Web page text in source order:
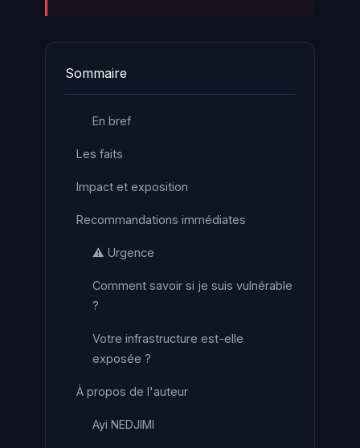
Sommaire
En bref
Les faits
Impact et exposition
Recommandations immédiates
⚠️ Urgence
Comment savoir si je suis vulnérable
?
Votre infrastructure est-elle
exposée ?
À propos de l'auteur
Ayi NEDJIMI